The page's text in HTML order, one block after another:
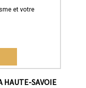
et votre
HAUTE-SAVOIE